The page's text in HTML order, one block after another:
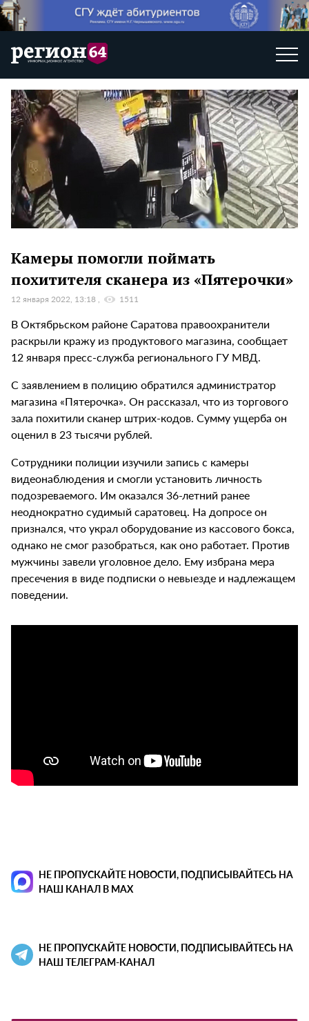
Камеры помогли поймать
похитителя сканера из «Пятерочки»
12 января 2022, 13:18 1511
В Октябрьском районе Саратова правоохранители
раскрыли кражу из продуктового магазина, сообщает
12 января пресс-служба регионального ГУ МВД.
С заявлением в полицию обратился администратор
магазина «Пятерочка». Он рассказал, что из торгового
зала похитили сканер штрих-кодов. Сумму ущерба он
оценил в 23 тысячи рублей.
Сотрудники полиции изучили запись с камеры
видеонаблюдения и смогли установить личность
подозреваемого. Им оказался 36-летний ранее
неоднократно судимый саратовец. На допросе он
признался, что украл оборудование из кассового бокса,
однако не смог разобраться, как оно работает. Против
мужчины завели уголовное дело. Ему избрана мера
пресечения в виде подписки о невыезде и надлежащем
поведении.
НЕ ПРОПУСКАЙТЕ НОВОСТИ, ПОДПИСЫВАЙТЕСЬ НА
НАШ КАНАЛ В MAX
НЕ ПРОПУСКАЙТЕ НОВОСТИ, ПОДПИСЫВАЙТЕСЬ НА
НАШ ТЕЛЕГРАМ-КАНАЛ